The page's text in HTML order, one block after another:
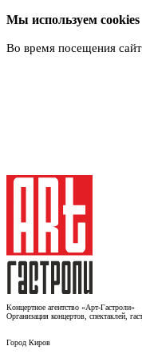
Мы используем cookies
Во время посещения
Концертное агентство «Арт-Гастроли»
Организация концертов, спектаклей,
Город Киров